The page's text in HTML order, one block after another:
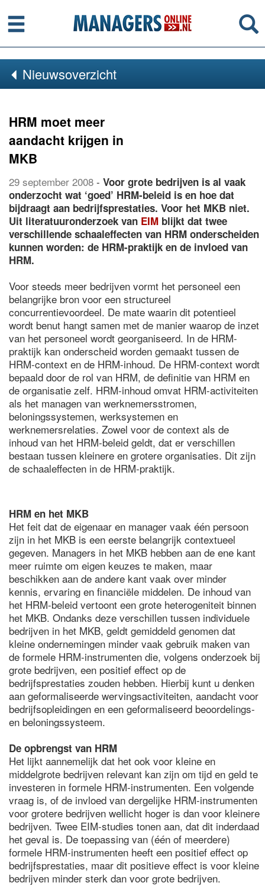
Menu
Nieuwsoverzicht
HRM moet meer
aandacht krijgen in
MKB
29 september 2008 - Voor grote bedrijven is al vaak
onderzocht wat ‘goed’ HRM-beleid is en hoe dat
bijdraagt aan bedrijfsprestaties. Voor het MKB niet.
Uit literatuuronderzoek van EIM blijkt dat twee
verschillende schaaleffecten van HRM onderscheiden
kunnen worden: de HRM-praktijk en de invloed van
HRM.
Voor steeds meer bedrijven vormt het personeel een
belangrijke bron voor een structureel
concurrentievoordeel. De mate waarin dit potentieel
wordt benut hangt samen met de manier waarop de inzet
van het personeel wordt georganiseerd. In de HRM-
praktijk kan onderscheid worden gemaakt tussen de
HRM-context en de HRM-inhoud. De HRM-context wordt
bepaald door de rol van HRM, de definitie van HRM en
de organisatie zelf. HRM-inhoud omvat HRM-activiteiten
als het managen van werknemersstromen,
beloningssystemen, werksystemen en
werknemersrelaties. Zowel voor de context als de
inhoud van het HRM-beleid geldt, dat er verschillen
bestaan tussen kleinere en grotere organisaties. Dit zijn
de schaaleffecten in de HRM-praktijk.
HRM en het MKB
Het feit dat de eigenaar en manager vaak één persoon
zijn in het MKB is een eerste belangrijk contextueel
gegeven. Managers in het MKB hebben aan de ene kant
meer ruimte om eigen keuzes te maken, maar
beschikken aan de andere kant vaak over minder
kennis, ervaring en financiële middelen. De inhoud van
het HRM-beleid vertoont een grote heterogeniteit binnen
het MKB. Ondanks deze verschillen tussen individuele
bedrijven in het MKB, geldt gemiddeld genomen dat
kleine ondernemingen minder vaak gebruik maken van
de formele HRM-instrumenten die, volgens onderzoek bij
grote bedrijven, een positief effect op de
bedrijfsprestaties zouden hebben. Hierbij kunt u denken
aan geformaliseerde wervingsactiviteiten, aandacht voor
bedrijfsopleidingen en een geformaliseerd beoordelings-
en beloningssysteem.
De opbrengst van HRM
Het lijkt aannemelijk dat het ook voor kleine en
middelgrote bedrijven relevant kan zijn om tijd en geld te
investeren in formele HRM-instrumenten. Een volgende
vraag is, of de invloed van dergelijke HRM-instrumenten
voor grotere bedrijven wellicht hoger is dan voor kleinere
bedrijven. Twee EIM-studies tonen aan, dat dit inderdaad
het geval is. De toepassing van (één of meerdere)
formele HRM-instrumenten heeft een positief effect op
bedrijfsprestaties, maar dit positieve effect is voor kleine
bedrijven minder sterk dan voor grote bedrijven.